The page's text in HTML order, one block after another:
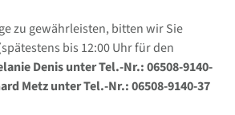
zu gewährleisten, bitten wir Sie
bis 12:00 Uhr für den
Denis unter Tel.-Nr.: 06508-9140-
Metz unter Tel.-Nr.: 06508-9140-37